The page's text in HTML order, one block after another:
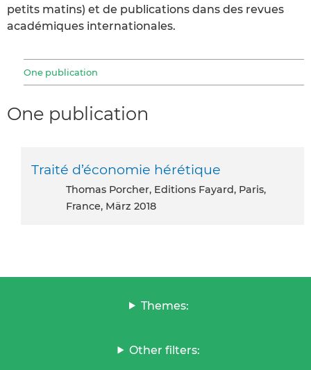
petits matins) et de publications dans des revues
académiques internationales.
One publication
One publication
Traité d’économie hérétique
Thomas Porcher, Editions Fayard, Paris,
France, März 2018
Themes:
Other filters: